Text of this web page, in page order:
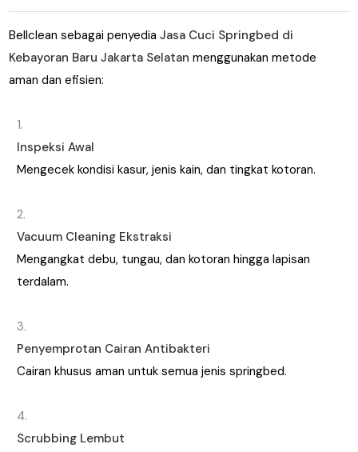
Bellclean sebagai penyediaJasa Cuci Springbed di
Kebayoran Baru Jakarta Selatan menggunakan metode
aman dan efisien:
Inspeksi Awal
Mengecek kondisi kasur, jenis kain, dan tingkat kotoran.
Vacuum Cleaning Ekstraksi
Mengangkat debu, tungau, dan kotoran hingga lapisan
terdalam.
Penyemprotan Cairan Antibakteri
Cairan khusus aman untuk semua jenis springbed.
Scrubbing Lembut